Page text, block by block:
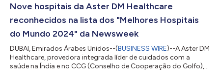
pacientes, liderança em enfermagem, educação em
enfermagem, serviço social ou comunitário ou pesquisa, ino...
Nove hospitais da Aster DM Healthcare
reconhecidos na lista dos "Melhores Hospitais
do Mundo 2024" da Newsweek
DUBAI, Emirados Árabes Unidos--(BUSINESS WIRE)--A Aster DM
Healthcare, provedora integrada líder de cuidados com a
saúde na Índia e no CCG (Conselho de Cooperação do Golfo),